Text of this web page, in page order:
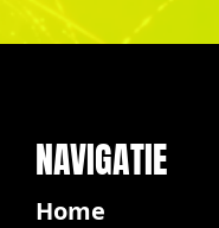
NAVIGATIE
Home